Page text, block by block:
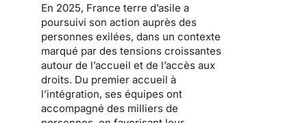
En 2025, France terre d’asile a
poursuivi son action auprès des
personnes exilées, dans un contexte
marqué par des tensions croissantes
autour de l’accueil et de l’accès aux
droits. Du premier accueil à
l’intégration, ses équipes ont
accompagné des milliers de